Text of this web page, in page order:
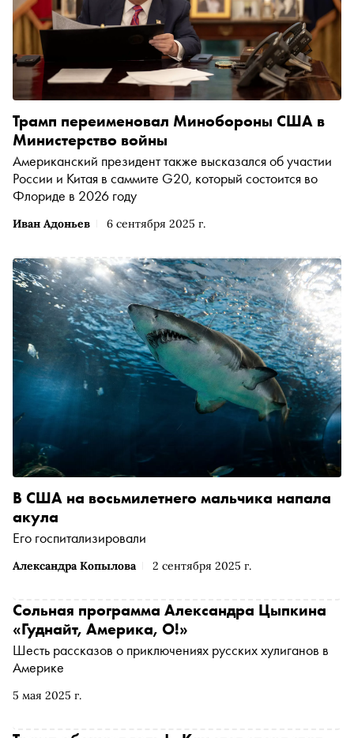
Иван Адоньев 6 сентября 2025 г.
Трамп переименовал Минобороны США в
Министерство войны
Американский президент также высказался об участии
России и Китая в саммите G20, который состоится во
Флориде в 2026 году
Александра Копылова 2 сентября 2025 г.
В США на восьмилетнего мальчика напала
акула
Его госпитализировали
5 мая 2025 г.
Сольная программа Александра Цыпкина
«Гуднайт, Америка, О!»
Шесть рассказов о приключениях русских хулиганов в
Америке